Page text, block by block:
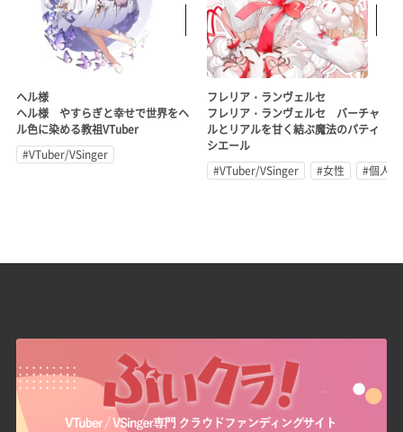
ヘル様
ヘル様 やすらぎと幸せで世界をヘ
ル色に染める教祖VTuber
#VTuber/VSinger
フレリア・ランヴェルセ
フレリア・ランヴェルセ バーチャ
ルとリアルを甘く結ぶ魔法のパティ
シエール
#VTuber/VSinger
#女性 #個人勢